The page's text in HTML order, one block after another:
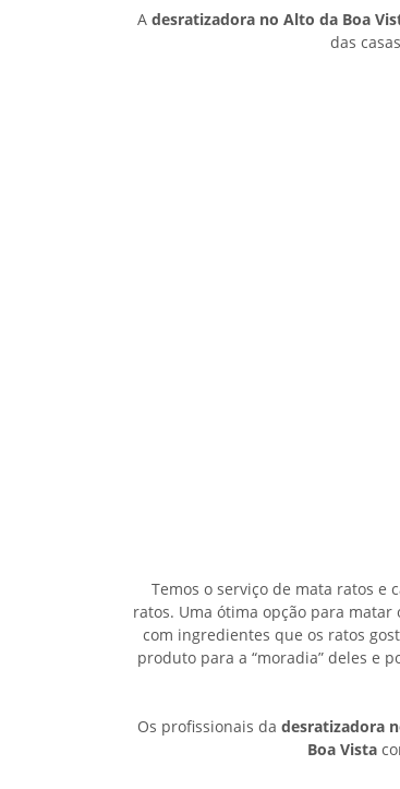
A desratizadora no Alto da Boa
das
Temos o serviço de mata ratos e
ratos. Uma ótima opção para
com ingredientes que os ratos
produto para a “moradia” deles e
Os profissionais da desratizadora
Boa Vista